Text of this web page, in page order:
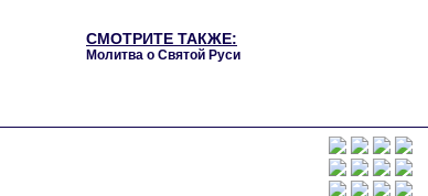
СМОТРИТЕ ТАКЖЕ:
Молитва о Святой Руси